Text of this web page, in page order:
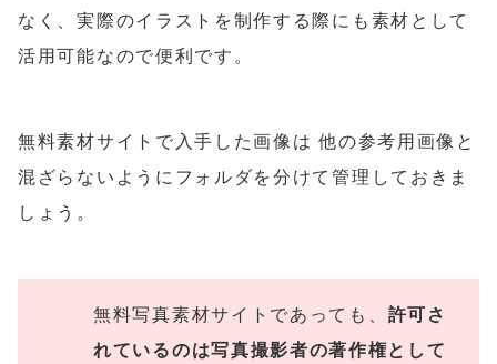
なく、実際のイラストを制作する際にも素材として
活用可能なので便利です。
無料素材サイトで入手した画像は 他の参考用画像と
混ざらないようにフォルダを分けて管理しておきま
しょう。
無料写真素材サイトであっても、 許可さ
れているのは写真撮影者の著作権として